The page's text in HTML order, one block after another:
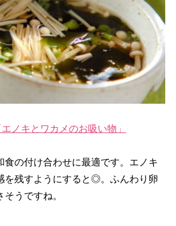
ノキとワカメのお吸い物」
食の付け合わせに最適です。エノキ
を残すようにすると◎。ふんわり卵
うですね。